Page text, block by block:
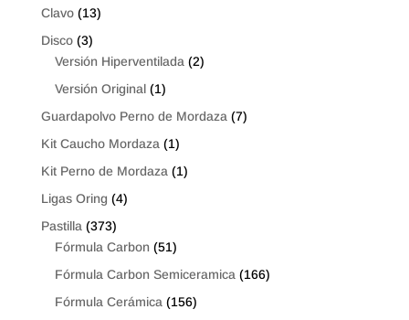
Clavo (13)
Disco (3)
Versión Hiperventilada (2)
Versión Original (1)
Guardapolvo Perno de Mordaza (7)
Kit Caucho Mordaza (1)
Kit Perno de Mordaza (1)
Ligas Oring (4)
Pastilla (373)
Fórmula Carbon (51)
Fórmula Carbon Semiceramica (166)
Fórmula Cerámica (156)